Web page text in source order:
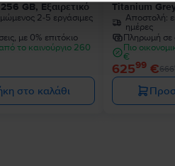
GB, Εξαιρετικό
2-5 εργάσιμες
με 0% επιτόκιο
το καινούργιο 260
στο καλάθι
Titanium
Αποστολή:
ημέρες
Πληρωμή σε
Πιο
€
62599 €666